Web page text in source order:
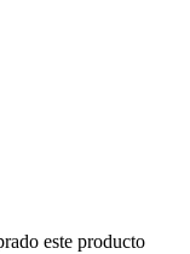
este producto